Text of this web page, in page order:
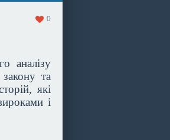
0
аналізу
та
які
і